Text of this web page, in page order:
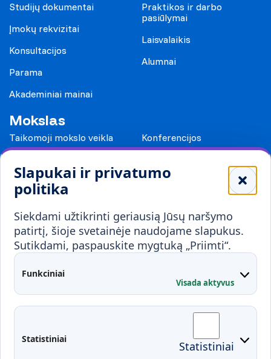
Slapukai ir privatumo
politika
Siekdami užtikrinti geriausią Jūsų naršymo
patirtį, šioje svetainėje naudojame slapukus.
Sutikdami, paspauskite mygtuką „Priimti“.
Funkciniai
Visada aktyvus
Statistiniai Statistiniai
Studijų dokumentai
Įmokų rekvizitai
Konsultacijos
Parama
Akademiniai mainai
Praktikos ir darbo
pasiūlymai
Laisvalaikis
Alumnai
Mokslas
Taikomoji mokslo veikla
Konferencijos
Mokykloms
Visuomenei ir verslui
Mokymai ir konsultavimas
Partnerystės
Karjera
Kontaktai
Administracija
Fakultetai
Studentų atstovybė